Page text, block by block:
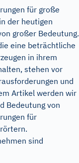
für große
der heutigen
großer Bedeutung.
eine beträchtliche
in ihrem
stehen vor
und
Artikel werden wir
Bedeutung von
für
sind